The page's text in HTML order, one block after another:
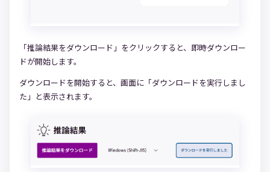
「推論結果をダウンロード」をクリックすると、即時ダウンロー
ドが開始します。
ダウンロードを開始すると、画面に「ダウンロードを実行しまし
た」と表示されます。